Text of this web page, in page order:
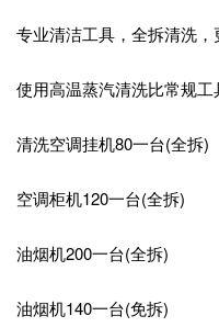
专业清洁工具，全拆清洗，
使用高温蒸汽清洗比常规工
清洗空调挂机80一台(全拆)
空调柜机120一台(全拆)
油烟机200一台(全拆)
油烟机140一台(免拆)